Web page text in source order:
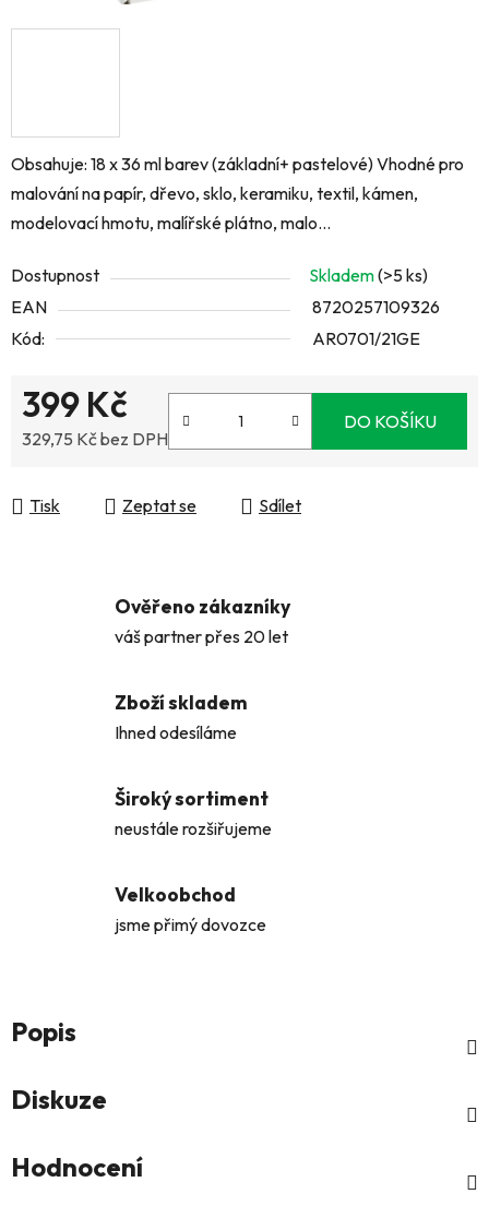
Obsahuje: 18 x 36 ml barev (základní+ pastelové) Vhodné pro
malování na papír, dřevo, sklo, keramiku, textil, kámen,
modelovací hmotu, malířské plátno, malo...
Dostupnost Skladem(>5 ks)
EAN
8720257109326
Kód:
AR0701/21GE
399 Kč
329,75 Kč bez DPH
DO KOŠÍKU
Tisk Zeptat se Sdílet
Ověřeno zákazníky
váš partner přes 20 let
Zboží skladem
Ihned odesíláme
Široký sortiment
neustále rozšiřujeme
Velkoobchod
jsme přimý dovozce
Popis
Diskuze
Hodnocení